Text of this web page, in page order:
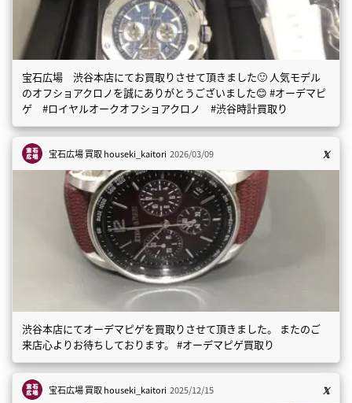
宝石広場 渋谷本店にてお買取りさせて頂きました🙂 人気モデル
のオフショアクロノを誠にありがとうございました😊 #オーデマピ
ゲ #ロイヤルオークオフショアクロノ #渋谷時計買取り
宝石広場 買取houseki_kaitori 2026/03/09
渋谷本店にてオーデマピゲを買取りさせて頂きました。 またのご
来店心よりお待ちしております。 #オーデマピゲ買取り
宝石広場 買取houseki_kaitori 2025/12/15